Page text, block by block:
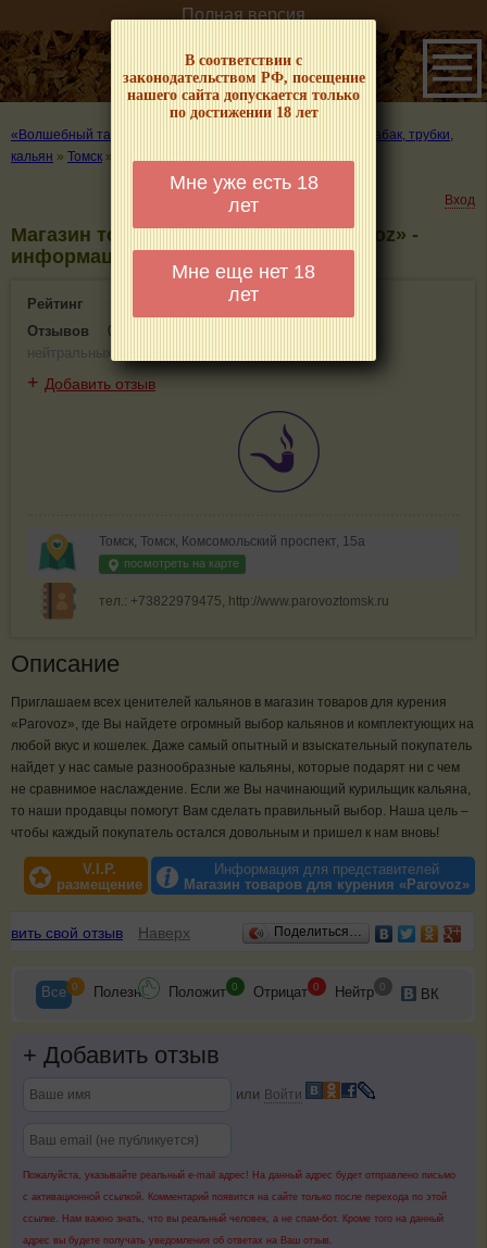
В соответствии с
законодательством РФ, посещение
нашего сайта допускается только
по достижении 18 лет
Мне уже есть 18
лет
Мне еще нет 18
лет
Полная версия
«Волшебный табачок» – о табаке и курении
Где купить табак, трубки,
кальян » Томск »
Вход
Магазин товаров для курения «Parovoz» -
информация и отзывы. Томск
Рейтинг
0(0)
Отзывов
0
нейтральных
+ Добавить отзыв
Томск, Томск, Комсомольский проспект, 15а
посмотреть на карте
тел.: +73822979475, http://www.parovoztomsk.ru
Описание
Приглашаем всех ценителей кальянов в магазин товаров для курения
«Parovoz», где Вы найдете огромный выбор кальянов и комплектующих на
любой вкус и кошелек. Даже самый опытный и взыскательный покупатель
найдет у нас самые разнообразные кальяны, которые подарят ни с чем
не сравнимое наслаждение. Если же Вы начинающий курильщик кальяна,
то наши продавцы помогут Вам сделать правильный выбор. Наша цель –
чтобы каждый покупатель остался довольным и пришел к нам вновь!
V.I.P.
размещение
Информация для представителей
Магазин товаров для курения «Parovoz»
Отзывы
свой отзыв Наверх Поделиться…
Все 0 Полезн Положит 0 Отрицат 0 Нейтр 0 ВК
+ Добавить отзыв
или Войти
Пожалуйста, указывайте реальный e-mail адрес! На данный адрес будет отправлено письмо
с активационной ссылкой. Комментарий появится на сайте только после перехода по этой
ссылке. Нам важно знать, что вы реальный человек, а не спам-бот. Кроме того на данный
адрес вы будете получать уведомления об ответах на Ваш отзыв.